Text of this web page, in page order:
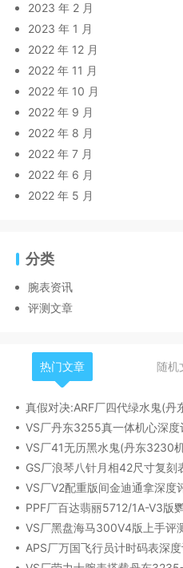
2023 年 2 月
2023 年 1 月
2022 年 12 月
2022 年 11 月
2022 年 10 月
2022 年 9 月
2022 年 8 月
2022 年 7 月
2022 年 6 月
2022 年 5 月
分类
腕表资讯
评测文章
热门文章 随机
真假对决:ARF厂四代绿水鬼(
VS厂41无历黑水鬼(丹东3230
GS厂浪琴八针月相42尺寸复
APS厂万国飞行员计时码表深